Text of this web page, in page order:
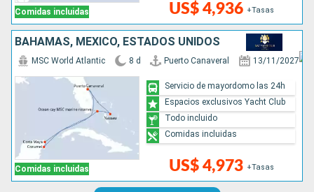
Comidas incluidas US$ 4,936 +Tasas
BAHAMAS, MÉXICO, ESTADOS UNIDOS
Comidas incluidas
MSC World Atlantic 8 d Puerto Canaveral 13/11/2027
US$ 4,973 +Tasas
Servicio de mayordomo las 24h
Espacios exclusivos Yacht Club
Todo incluido
Comidas incluidas